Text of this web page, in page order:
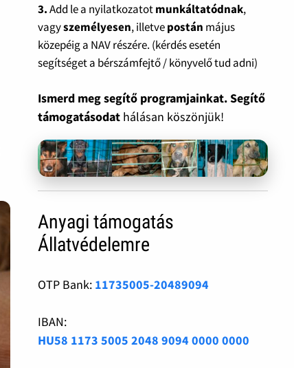
3.Add le a nyilatkozatotmunkáltatódnak,
vagyszemélyesen, illetvepostán május
közepéig a NAV részére. (kérdés esetén
segítséget a bérszámfejtő / könyvelő tud adni)
Ismerd meg segítő programjainkat. Segítő
támogatásodat hálásan köszönjük!
Anyagi támogatás
Állatvédelemre
OTP Bank: 11735005-20489094
IBAN:
HU58 1173 5005 2048 9094 0000 0000